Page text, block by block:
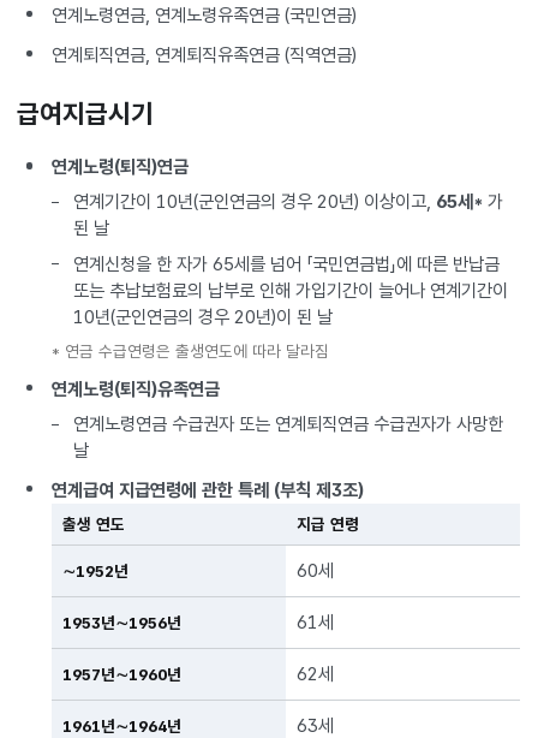
연계노령연금, 연계노령유족연금 (국민연금)
연계퇴직연금, 연계퇴직유족연금 (직역연금)
급여지급시기
연계노령(퇴직)연금
연계기간이 10년(군인연금의 경우 20년) 이상이고, 65세* 가
된 날
연계신청을 한 자가 65세를 넘어 「국민연금법」에 따른 반납금
또는 추납보험료의 납부로 인해 가입기간이 늘어나 연계기간이
10년(군인연금의 경우 20년)이 된 날
* 연금 수급연령은 출생연도에 따라 달라짐
연계노령(퇴직)유족연금
연계노령연금 수급권자 또는 연계퇴직연금 수급권자가 사망한
날
연계급여 지급연령에 관한 특례 (부칙 제3조)
출생 연도 지급 연령
∼1952년 60세
1953년∼1956년 61세
1957년∼1960년 62세
1961년∼1964년 63세